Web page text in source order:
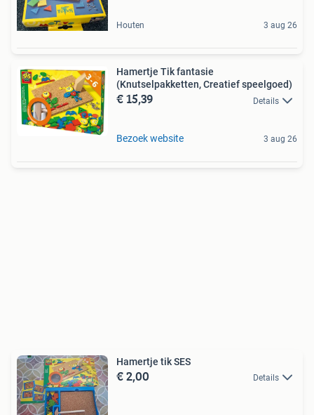
Houten 3 aug 26
Hamertje Tik fantasie
(Knutselpakketten, Creatief speelgoed)
€ 15,39 Details
Bezoek website 3 aug 26
Hamertje tik SES
€ 2,00 Details